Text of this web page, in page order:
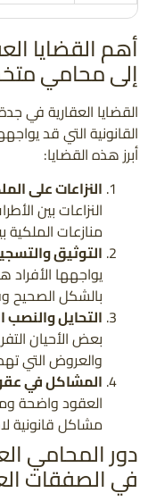
أهم القضايا
إلى محامي
القضايا العقارية في
القانونية التي قد
أبرز هذه القضايا:
النزاعات على
النزاعات بين
منازعات الملكية
التوثيق
يواجهها
بالشكل الصحيح
التحايل والنصب
بعض الأحيان
والعروض التي
المشاكل في
العقود واضحة
مشاكل قانونية
دور المحامي
في الصفقات